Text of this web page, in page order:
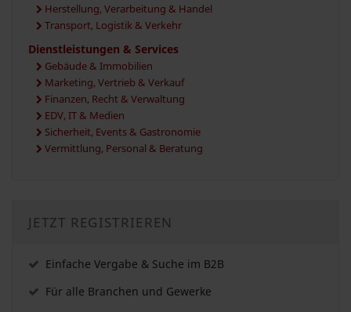
Herstellung, Verarbeitung & Handel
Transport, Logistik & Verkehr
Dienstleistungen & Services
Gebäude & Immobilien
Marketing, Vertrieb & Verkauf
Finanzen, Recht & Verwaltung
EDV, IT & Medien
Sicherheit, Events & Gastronomie
Vermittlung, Personal & Beratung
JETZT REGISTRIEREN
Einfache Vergabe & Suche im B2B
Für alle Branchen und Gewerke